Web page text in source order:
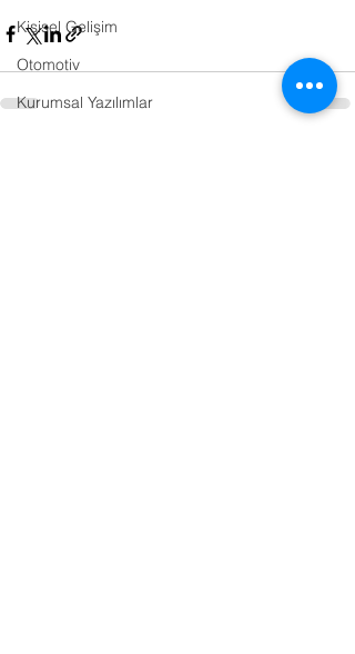
Kişisel Gelişim
Otomotiv
Kurumsal Yazılımlar